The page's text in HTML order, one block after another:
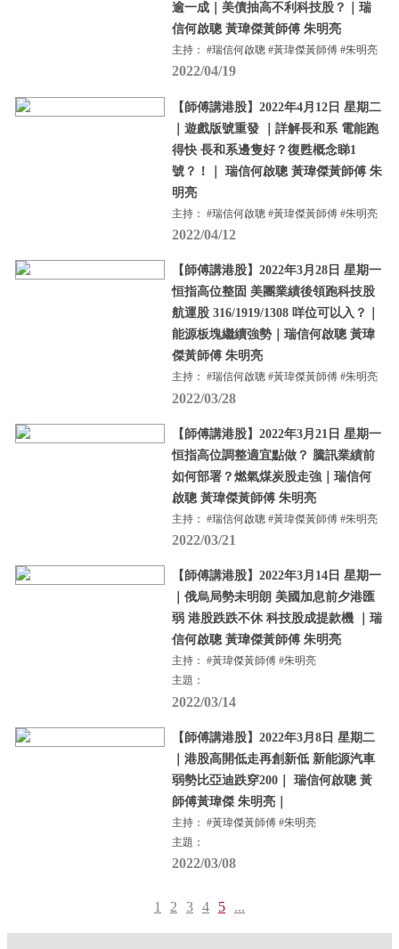
逾一成｜美債抽高不利科技股？｜瑞
信何啟聰 黃瑋傑黃師傅 朱明亮
主持： #瑞信何啟聰 #黃瑋傑黃師傅 #朱明亮
2022/04/19
【師傅講港股】2022年4月12日 星期二
｜遊戲版號重發 ｜詳解長和系 電能跑
得快 長和系邊隻好？復甦概念睇1
號？！｜ 瑞信何啟聰 黃瑋傑黃師傅 朱
明亮
主持： #瑞信何啟聰 #黃瑋傑黃師傅 #朱明亮
2022/04/12
【師傅講港股】2022年3月28日 星期一
恒指高位整固 美團業績後領跑科技股
航運股 316/1919/1308 咩位可以入？｜
能源板塊繼續強勢｜瑞信何啟聰 黃瑋
傑黃師傅 朱明亮
主持： #瑞信何啟聰 #黃瑋傑黃師傅 #朱明亮
2022/03/28
【師傅講港股】2022年3月21日 星期一
恒指高位調整適宜點做？ 騰訊業績前
如何部署？燃氣煤炭股走強｜瑞信何
啟聰 黃瑋傑黃師傅 朱明亮
主持： #瑞信何啟聰 #黃瑋傑黃師傅 #朱明亮
2022/03/21
【師傅講港股】2022年3月14日 星期一
｜俄烏局勢未明朗 美國加息前夕港匯
弱 港股跌跌不休 科技股成提款機 ｜瑞
信何啟聰 黃瑋傑黃師傅 朱明亮
主持： #黃瑋傑黃師傅 #朱明亮
主題：
2022/03/14
【師傅講港股】2022年3月8日 星期二
｜港股高開低走再創新低 新能源汽車
弱勢比亞迪跌穿200｜ 瑞信何啟聰 黃
師傅黃瑋傑 朱明亮｜
主持： #黃瑋傑黃師傅 #朱明亮
主題：
2022/03/08
1 2 3 4 5 ...